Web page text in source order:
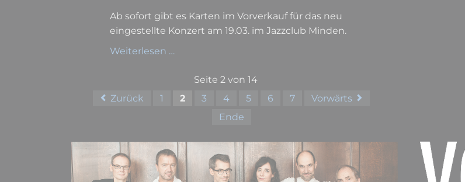
Ab sofort gibt es Karten im Vorverkauf für das neu
eingestellte Konzert am 19.03. im Jazzclub Minden.
Weiterlesen …
Minden
19.03.
Seite 2 von 14
Zurück
1 2 3 4 5 6 7
Vorwärts
Ende